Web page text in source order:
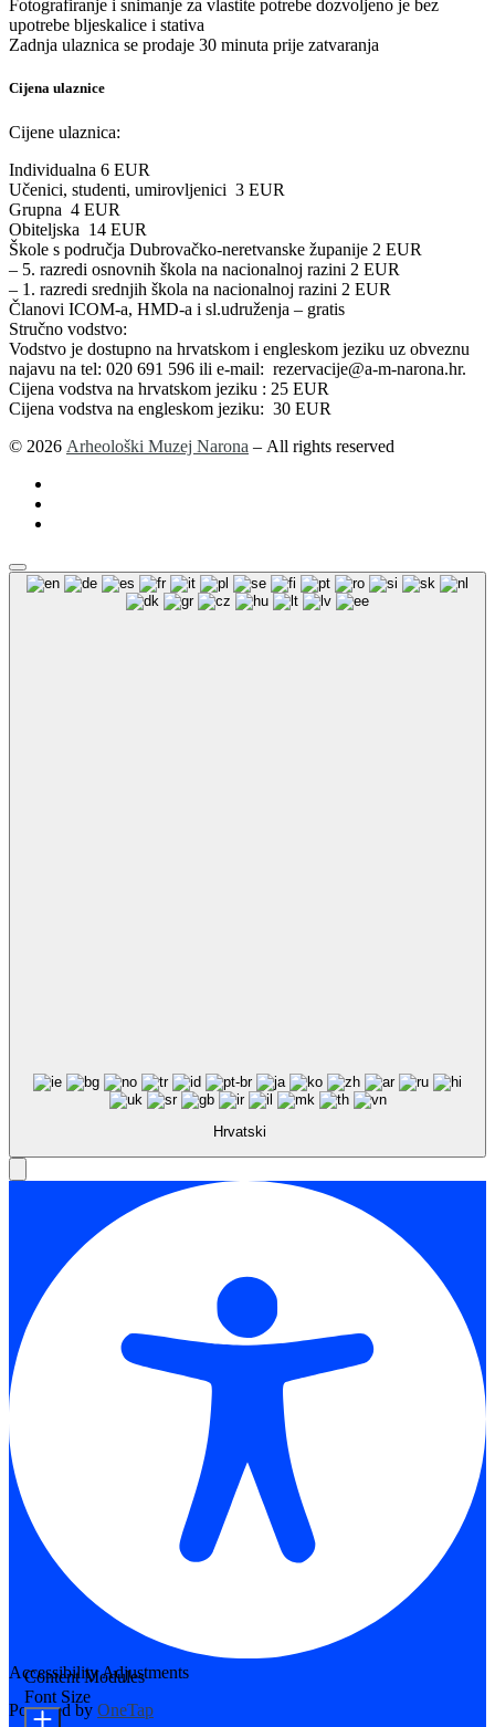
Fotografiranje i snimanje za vlastite potrebe dozvoljeno je bez
upotrebe bljeskalice i stativa
Zadnja ulaznica se prodaje 30 minuta prije zatvaranja
Cijena ulaznice
Cijene ulaznica:
Individualna 6 EUR
Učenici, studenti, umirovljenici 3 EUR
Grupna 4 EUR
Obiteljska 14 EUR
Škole s područja Dubrovačko-neretvanske županije 2 EUR
– 5. razredi osnovnih škola na nacionalnoj razini 2 EUR
– 1. razredi srednjih škola na nacionalnoj razini 2 EUR
Članovi ICOM-a, HMD-a i sl.udruženja – gratis
Stručno vodstvo:
Vodstvo je dostupno na hrvatskom i engleskom jeziku uz obveznu
najavu na tel: 020 691 596 ili e-mail: rezervacije@a-m-narona.hr.
Cijena vodstva na hrvatskom jeziku : 25 EUR
Cijena vodstva na engleskom jeziku: 30 EUR
© 2026 Arheološki Muzej Narona – All rights reserved
Hrvatski
Accessibility Adjustments
Powered by OneTap
Content Modules
Font Size